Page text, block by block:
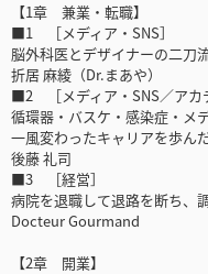
【1章 兼業・転職】
■1 ［メディア・SNS］
脳外科医とデザイナーの二刀
折居 麻綾（Dr.まあや）
■2 ［メディア・SNS／アカ
循環器・バスケ・感染症・メ
一風変わったキャリアを歩ん
後藤 礼司
■3 ［経営］
病院を退職して退路を断ち、
Docteur Gourmand
【2章 開業】